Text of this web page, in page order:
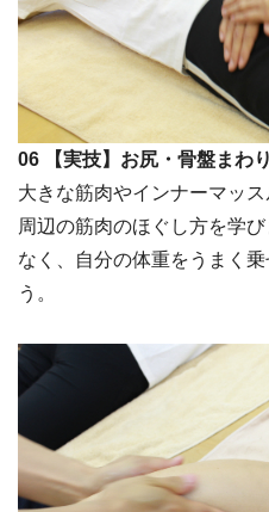
06 【実技】お尻・骨盤まわり
大きな筋肉やインナーマッ
周辺の筋肉のほぐし方を学
なく、自分の体重をうまく
う。